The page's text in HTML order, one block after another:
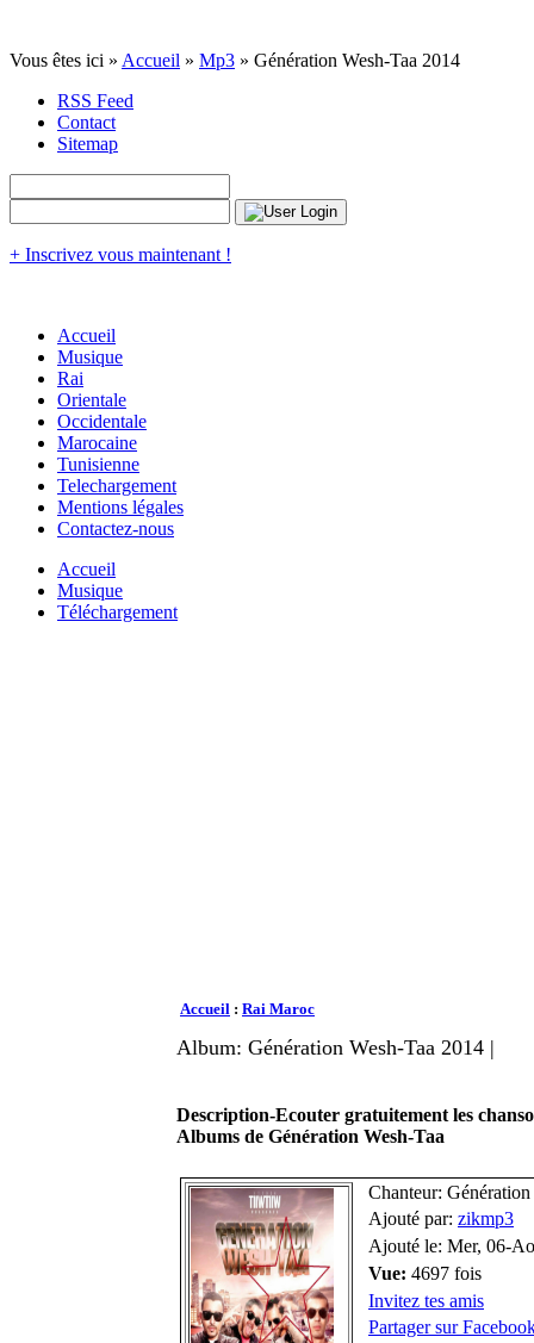
Vous êtes ici » Accueil » Mp3 » Génération Wesh-Taa 2014
RSS Feed
Contact
Sitemap
+ Inscrivez vous maintenant !
Accueil
Musique
Rai
Orientale
Occidentale
Marocaine
Tunisienne
Telechargement
Mentions légales
Contactez-nous
Accueil
Musique
Téléchargement
Accueil : Rai Maroc
Album: Génération Wesh-Taa 2014 |
Description-Ecouter gratuitement les
Albums de Génération Wesh-Taa
Chanteur: Génération
Ajouté par: zikmp3
Ajouté le: Mer, 06-
Vue: 4697 fois
Invitez tes amis
Partager sur